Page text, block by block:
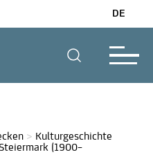
DE
> Kulturgeschichte
(1900–